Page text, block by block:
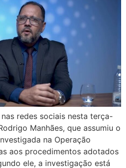
redes sociais nesta terça-
Manhães, que assumiu o
na Operação
aos procedimentos adotados
ele, a investigação está